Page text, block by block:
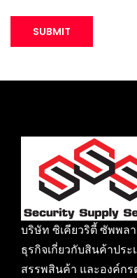
บริษัท ซิเคียวริตี้ ซัพพล
ธุรกิจเกี่ยวกับสินค้าปร
สรรพสินค้า และองค์กร